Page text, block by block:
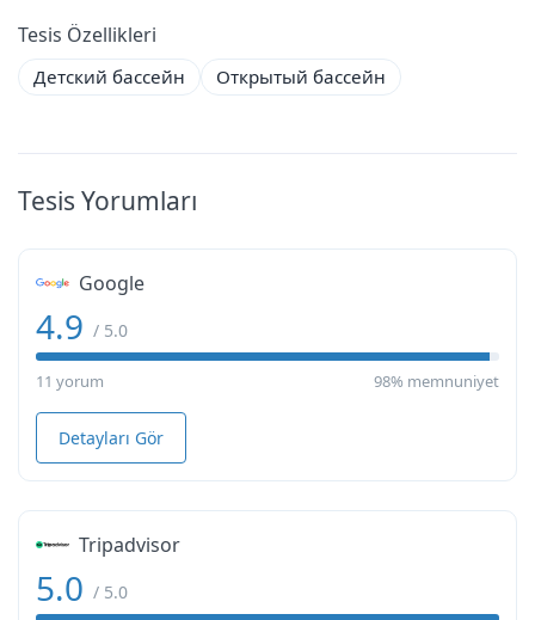
Tesis Özellikleri
Детский бассейн Открытый бассейн
Tesis Yorumları
Google
4.9 / 5.0
11 yorum 98% memnuniyet
Detayları Gör
Tripadvisor
5.0 / 5.0